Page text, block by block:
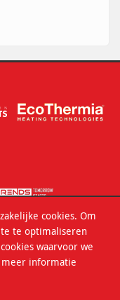
cookies. Om
te optimaliseren
waarvoor we
meer informatie
reserved -